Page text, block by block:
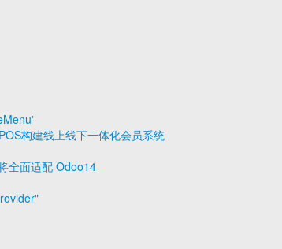
构建线上线下一体化会员系统
全面适配 Odoo14